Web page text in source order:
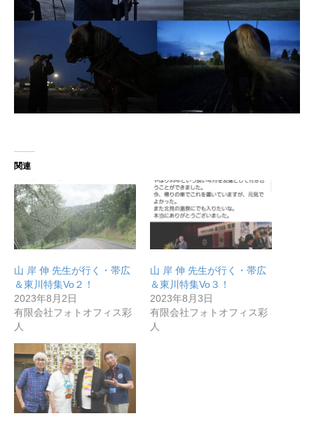
無料で登録したい企業様はこちら
メディア取材受付口はこちら
北海道最強のビジネス課題解決コミュニティ【北海道オ
ンラインアジト】
無料で登録したい企業様はこちら メディア取材受付口はこちら
関連
山 岸 伸 先生が行く・帯広
＆東川特集Vo２！
2023年8月2日
有限会社フォトオフィス彩
人
山 岸 伸 先生が行く・帯広
＆東川特集Vo３！
2023年8月3日
有限会社フォトオフィス彩
人